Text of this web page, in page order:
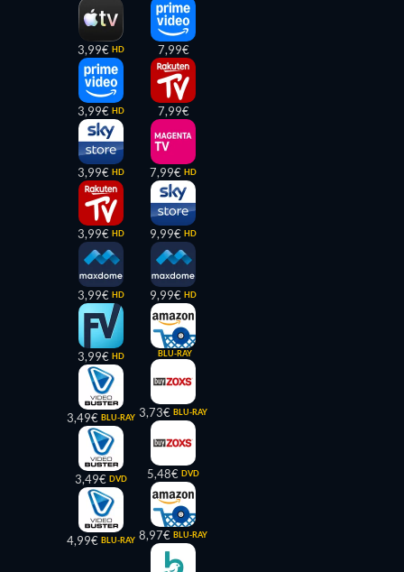
3,99€ HD
3,99€ HD
3,99€ HD
3,99€ HD
3,99€ HD
3,99€ HD
3,49€ BLU-RAY
3,49€ DVD
4,99€ BLU-RAY
7,99€
7,99€
7,99€ HD
9,99€ HD
9,99€ HD
BLU-RAY
3,73€ BLU-RAY
5,48€ DVD
8,97€ BLU-RAY